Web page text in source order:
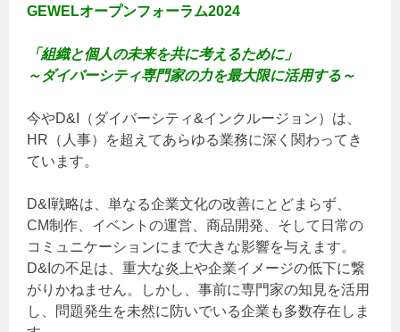
GEWELオープンフォーラム2024
「組織と個人の未来を共に考えるために」
～ダイバーシティ専門家の力を最大限に活用する～
今やD&I（ダイバーシティ&インクルージョン）は、
HR（人事）を超えてあらゆる業務に深く関わってき
ています。
D&I戦略は、単なる企業文化の改善にとどまらず、
CM制作、イベントの運営、商品開発、そして日常の
コミュニケーションにまで大きな影響を与えます。
D&Iの不足は、重大な炎上や企業イメージの低下に繋
がりかねません。しかし、事前に専門家の知見を活用
し、問題発生を未然に防いでいる企業も多数存在しま